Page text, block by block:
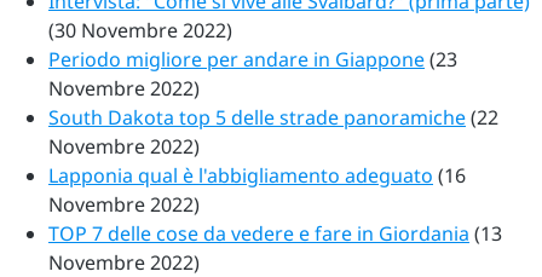
(30 Novembre 2022)
Periodo migliore per andare in Giappone(23
Novembre 2022)
South Dakota top 5 delle strade panoramiche(22
Novembre 2022)
Lapponia qual è l'abbigliamento adeguato (16
Novembre 2022)
TOP 7 delle cose da vedere e fare in Giordania (13
Novembre 2022)